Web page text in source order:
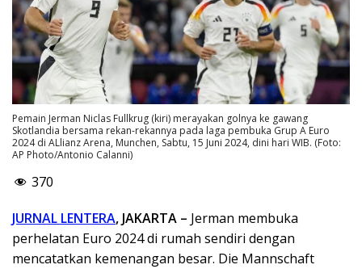
Pemain Jerman Niclas Fullkrug (kiri) merayakan golnya ke gawang
Skotlandia bersama rekan-rekannya pada laga pembuka Grup A Euro
2024 di ALlianz Arena, Munchen, Sabtu, 15 Juni 2024, dini hari WIB. (Foto:
AP Photo/Antonio Calanni)
370
JURNAL LENTERA, JAKARTA – Jerman membuka
perhelatan Euro 2024 di rumah sendiri dengan
mencatatkan kemenangan besar. Die Mannschaft